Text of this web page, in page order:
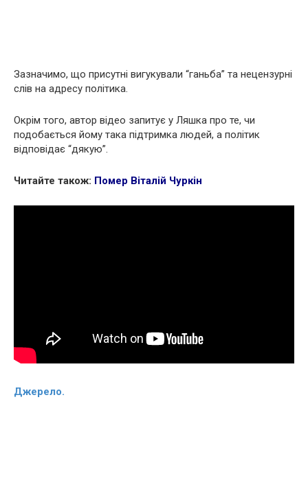
Зазначимо, що присутні вигукували “ганьба” та нецензурні
слів на адресу політика.
Окрім того, автор відео запитує у Ляшка про те, чи
подобається йому така підтримка людей, а політик
відповідає “дякую”.
Читайте також: Помер Віталій Чуркін
Джерело.